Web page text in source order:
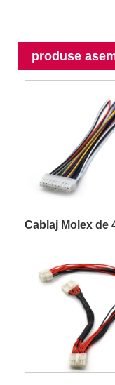
produse
Cablaj Molex de